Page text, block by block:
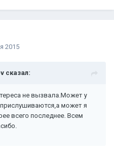
2015
сказал:
не вызвала.Может у
может я
всего последнее. Всем